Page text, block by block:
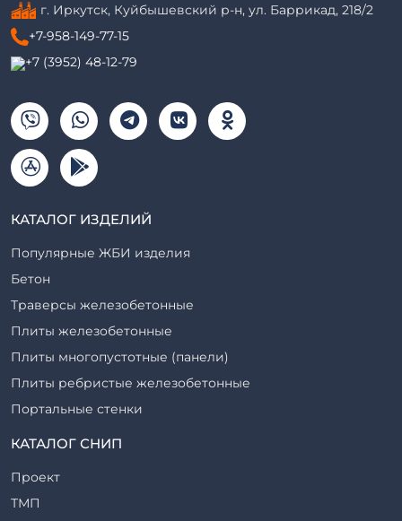
г. Иркутск, Куйбышевский р-н, ул. Баррикад, 218/2
+7-958-149-77-15
+7 (3952) 48-12-79
КАТАЛОГ ИЗДЕЛИЙ
Популярные ЖБИ изделия
Бетон
Траверсы железобетонные
Плиты железобетонные
Плиты многопустотные (панели)
Плиты ребристые железобетонные
Портальные стенки
Прогоны железобетонные
Ригели железобетонные
Сваи железобетонные
КАТАЛОГ СНИП
Проект
ТМП